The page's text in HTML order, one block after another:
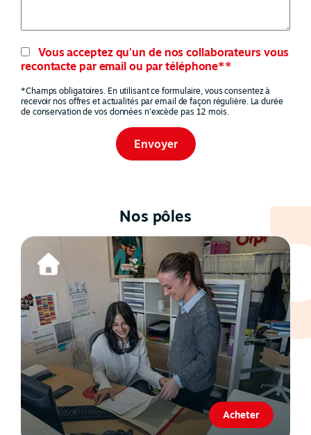
Vous acceptez qu'un de nos collaborateurs vous
recontacte par email ou par téléphone**
*Champs obligatoires. En utilisant ce formulaire, vous consentez à
recevoir nos offres et actualités par email de façon régulière. La durée
de conservation de vos données n'excède pas 12 mois.
Nos pôles
Acheter